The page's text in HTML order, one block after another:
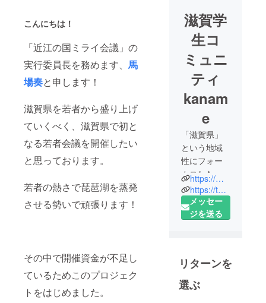
こんにちは！
「近江の国ミライ会議」の
実行委員長を務めます、 馬
場奏と申します！
滋賀県を若者から盛り上げ
ていくべく、滋賀県で初と
なる若者会議を開催したい
と思っております。
若者の熱さで琵琶湖を蒸発
させる勢いで頑張ります！
その中で開催資金が不足し
ているためこのプロジェク
トをはじめました。
滋賀学
生コ
ミュニ
ティ
kanam
e
「滋賀県」
という地域
性にフォー
カスした学
生コミュニ
ティです。1
人ではでき
る。滋賀ゆ
かりの学生
の繋がりを
https://m.facebook.com/ssc.kaname
https://twitter.com/ssc_kaname
メッセー
ジを送る
リターンを
選ぶ